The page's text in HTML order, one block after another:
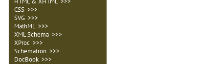
CSS >>>
SVG >>>
MathML >>>
XML Schema >>>
XProc >>>
Schematron >>>
DocBook >>>